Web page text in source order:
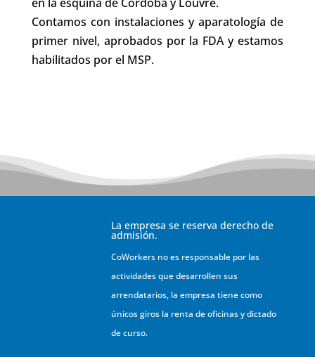
Contamos con instalaciones y aparatología de
primer nivel, aprobados por la FDA y estamos
habilitados por el MSP.
La empresa se reserva derecho de
admisión.
CoWorkers no es responsable por las
actividades que desarrollen sus
arrendatarios, la empresa tiene como
únicos giros la renta de oficinas y dictado
de curso.